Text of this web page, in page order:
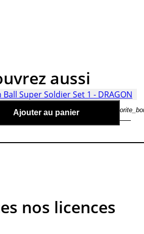
aussi
Ajouter au panier
Z
Dragon Ball Super Soldier Set 1
nos licences